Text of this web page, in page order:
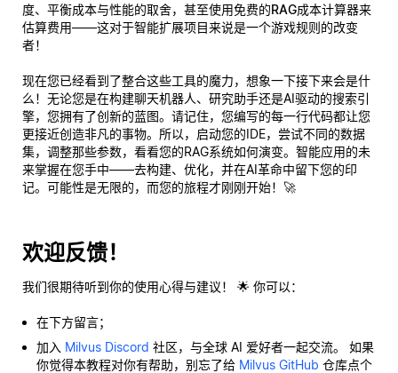
度、平衡成本与性能的取舍，甚至使用免费的RAG成本计算器来
估算费用——这对于智能扩展项目来说是一个游戏规则的改变
者！
现在您已经看到了整合这些工具的魔力，想象一下接下来会是什
么！无论您是在构建聊天机器人、研究助手还是AI驱动的搜索引
擎，您拥有了创新的蓝图。请记住，您编写的每一行代码都让您
更接近创造非凡的事物。所以，启动您的IDE，尝试不同的数据
集，调整那些参数，看看您的RAG系统如何演变。智能应用的未
来掌握在您手中——去构建、优化，并在AI革命中留下您的印
记。可能性是无限的，而您的旅程才刚刚开始！🚀
欢迎反馈！
我们很期待听到你的使用心得与建议！ 🌟 你可以：
在下方留言；
加入 Milvus Discord 社区，与全球 AI 爱好者一起交流。 如果
你觉得本教程对你有帮助，别忘了给 Milvus GitHub 仓库点个